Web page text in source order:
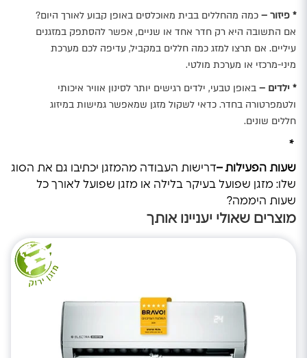
* פיזור – כמה מהחללים בבית מאוכלסים באופן קבוע לאורך היום?
אם התשובה היא רק חדר אחד או שניים, אפשר להסתפק במזגנים
עיליים. אם תרצו למזג כמה חללים במקביל, עדיפה לכם מערכת
מיני-מרכזי או מערכת מולטי.
* ילדים – באופן טבעי, ילדים רגישים יותר לסינון אוויר איכותי
ולטמפרטורה בחדר. כדאי לשקול מזגן שמאפשר גמישות במיזוג
חללים שונים.
*
שעות הפעילות –דרישות העבודה מהמזגן יכתיבו גם את הסוג
שלו: מזגן שפועל בעיקר בלילה או מזגן שפועל לאורך כל
שעות היממה?
מוצרים שאולי יעניינו אותך